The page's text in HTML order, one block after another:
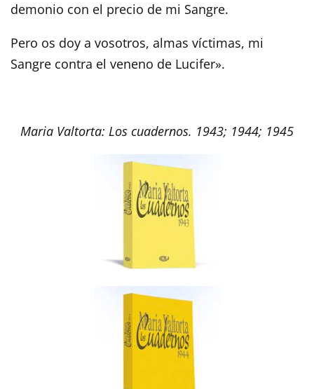
demonio con el precio de mi Sangre.
Pero os doy a vosotros, almas víctimas, mi
Sangre contra el veneno de Lucifer».
Maria Valtorta: Los cuadernos. 1943; 1944; 1945